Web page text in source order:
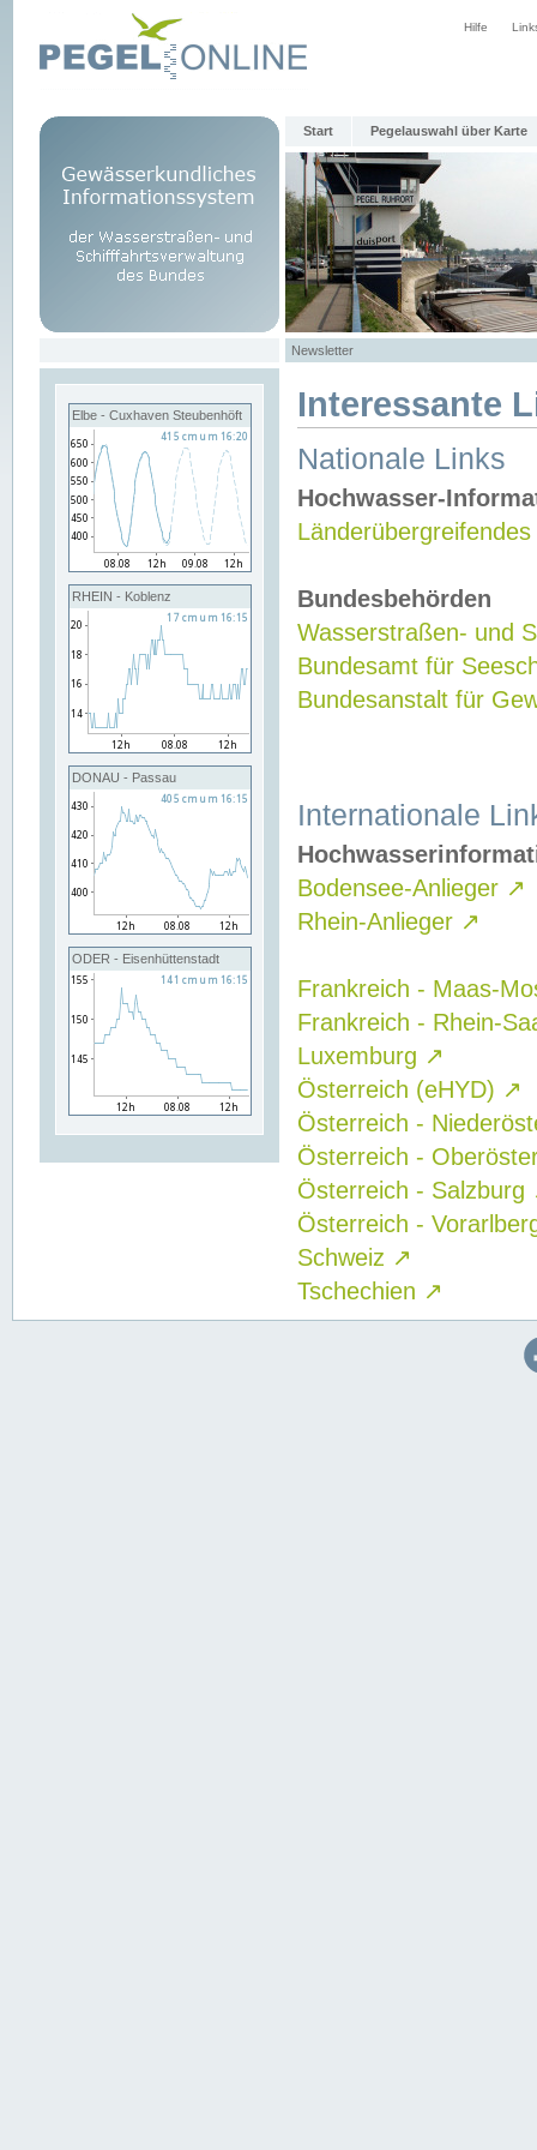
Hilfe
Start Pegelauswahl über Karte
Newsletter
Elbe - Cuxhaven Steubenhöft
RHEIN - Koblenz
DONAU - Passau
ODER - Eisenhüttenstadt
Interessante
Nationale Links
Hochwasser-
Bundesbehörden
Wasserstraßen- und
Bundesamt für
Bundesanstalt für
Internationale
Bodensee-Anlieger ↗
Rhein-Anlieger ↗
Frankreich - Maas-
Frankreich - Rhein-
Luxemburg ↗
Österreich (eHYD) ↗
Österreich -
Österreich -
Österreich - Salzburg
Österreich -
Schweiz ↗
Tschechien ↗